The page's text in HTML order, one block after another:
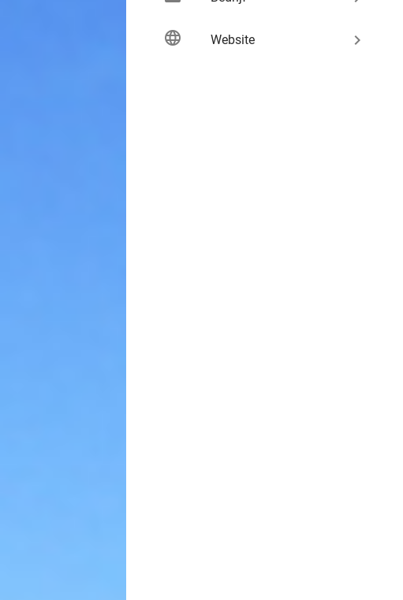
language Website keyboard_arrow_right